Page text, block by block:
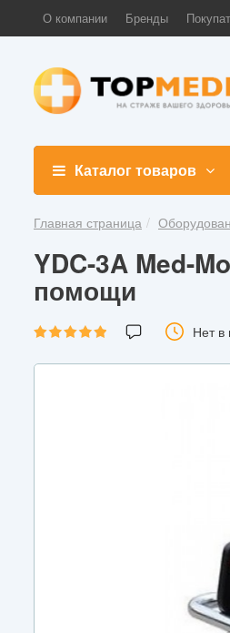
О компании Бренды
Каталог товаров
Главная страница
YDC-3A Med-
помощи
Нет в